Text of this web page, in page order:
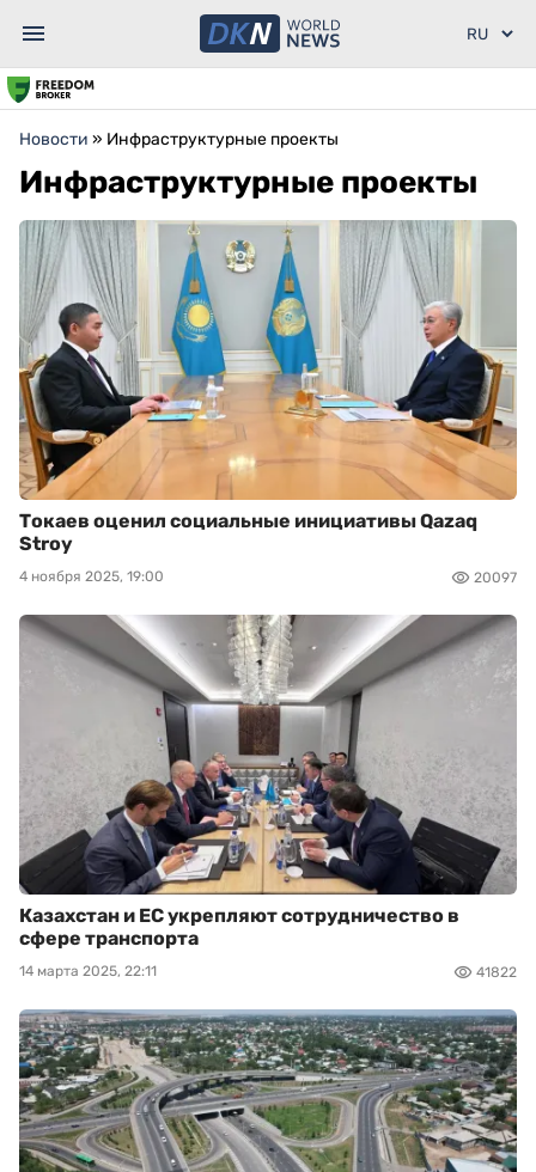
Новости » Инфраструктурные проекты
Инфраструктурные проекты
Токаев оценил социальные инициативы Qazaq
Stroy
4 ноября 2025, 19:00 20097
Казахстан и ЕС укрепляют сотрудничество в
сфере транспорта
14 марта 2025, 22:11 41822